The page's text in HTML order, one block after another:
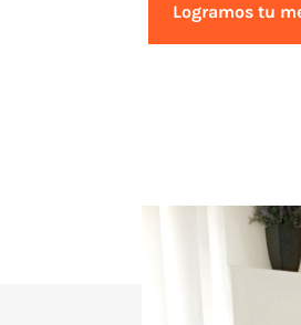
Logramos tu